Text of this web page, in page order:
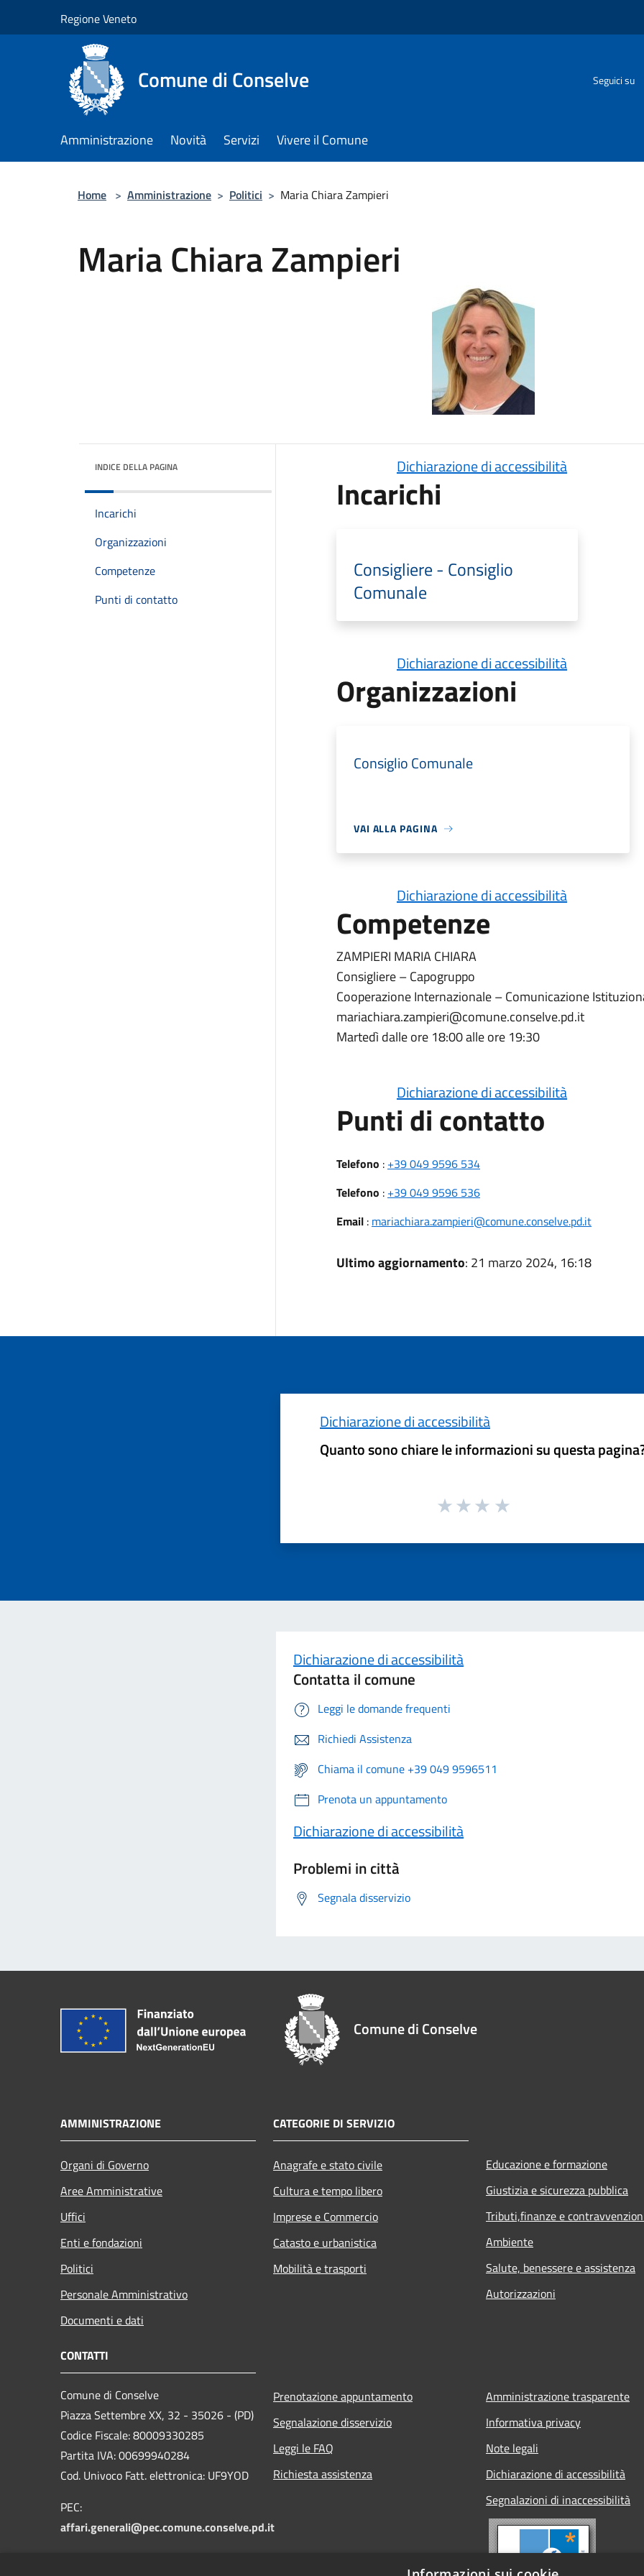
Regione Veneto
Comune di Conselve Seguici su
Amministrazione Novità Servizi Vivere il Comune
Home > Amministrazione > Politici > Maria Chiara Zampieri
Maria Chiara Zampieri
INDICE DELLA PAGINA
Incarichi
Organizzazioni
Competenze
Punti di contatto
Dichiarazione di accessibilità
Incarichi
Consigliere - Consiglio
Comunale
Dichiarazione di accessibilità
Organizzazioni
Consiglio Comunale
VAI ALLA PAGINA
Dichiarazione di accessibilità
Competenze
ZAMPIERI MARIA CHIARA
Consigliere – Capogruppo
Cooperazione Internazionale – Comunicazione
mariachiara.zampieri@comune.conselve.pd.it
Martedì dalle ore 18:00 alle ore 19:30
Dichiarazione di accessibilità
Punti di contatto
Telefono : +39 049 9596 534
Telefono : +39 049 9596 536
Email: mariachiara.zampieri@comune.conselve.pd.it
Ultimo aggiornamento: 21 marzo 2024, 16:18
Dichiarazione di accessibilità
Quanto sono chiare le informazioni su questa
Dichiarazione di accessibilità
Contatta il comune
Leggi le domande frequenti
Richiedi Assistenza
Chiama il comune +39 049 9596511
Prenota un appuntamento
Dichiarazione di accessibilità
Problemi in città
Segnala disservizio
Comune di Conselve
AMMINISTRAZIONE
Organi di Governo
Aree Amministrative
Uffici
Enti e fondazioni
Politici
Personale Amministrativo
Documenti e dati
CATEGORIE DI SERVIZIO
Anagrafe e stato civile
Cultura e tempo libero
Imprese e Commercio
Catasto e urbanistica
Mobilità e trasporti
Educazione e formazione
Giustizia e sicurezza pubblica
Tributi,finanze e
Ambiente
Salute, benessere e assistenza
Autorizzazioni
CONTATTI
Comune di Conselve
Piazza Settembre XX, 32 - 35026 - (PD)
Codice Fiscale: 80009330285
Partita IVA: 00699940284
Cod. Univoco Fatt. elettronica: UF9YOD
PEC:
affari.generali@pec.comune.conselve.pd.it
Prenotazione appuntamento
Segnalazione disservizio
Leggi le FAQ
Richiesta assistenza
Amministrazione trasparente
Informativa privacy
Note legali
Dichiarazione di accessibilità
Segnalazioni di inaccessibilità